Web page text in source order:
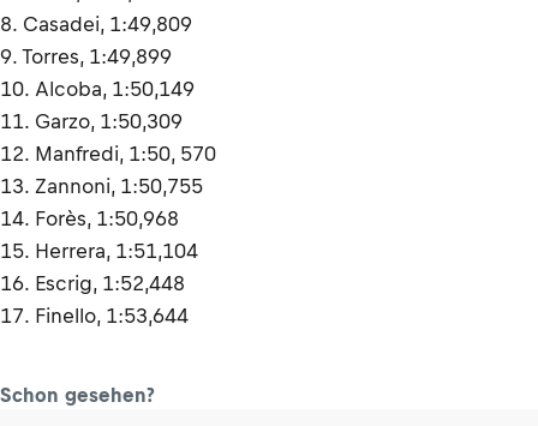
8. Casadei, 1:49,809
9. Torres, 1:49,899
10. Alcoba, 1:50,149
11. Garzo, 1:50,309
12. Manfredi, 1:50, 570
13. Zannoni, 1:50,755
14. Forès, 1:50,968
15. Herrera, 1:51,104
16. Escrig, 1:52,448
17. Finello, 1:53,644
Schon gesehen?